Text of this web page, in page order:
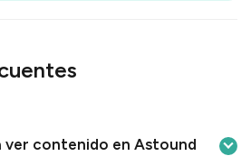
ver contenido en Astound